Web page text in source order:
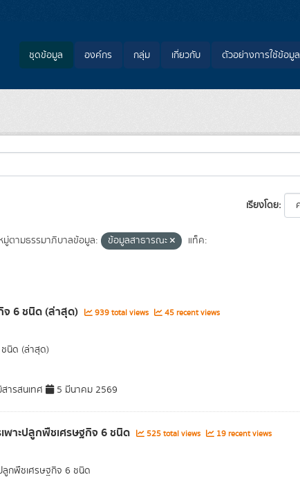
ชุดข้อมูล องค์กร กลุ่ม เกี่ยวกับ ตัวอย่างการใช้ข้อมูล
เรียงโดย
มู่ตามธรรมาภิบาลข้อมูล: ข้อมูลสาธารณะ
แท็ค:
6 ชนิด (ล่าสุด) 939 total views 45 recent views
นิด (ล่าสุด)
ารสนเทศ 5 มีนาคม 2569
พาะปลูกพืชเศรษฐกิจ 6 ชนิด 525 total views 19 recent views
ลูกพืชเศรษฐกิจ 6 ชนิด